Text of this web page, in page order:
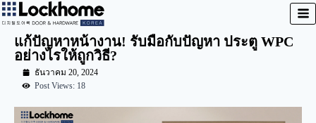
แก้ปัญหาหน้างาน! รับมือกับปัญหา ประตู WPC
อย่างไรให้ถูกวิธี?
ธันวาคม 20, 2024
Post Views: 18